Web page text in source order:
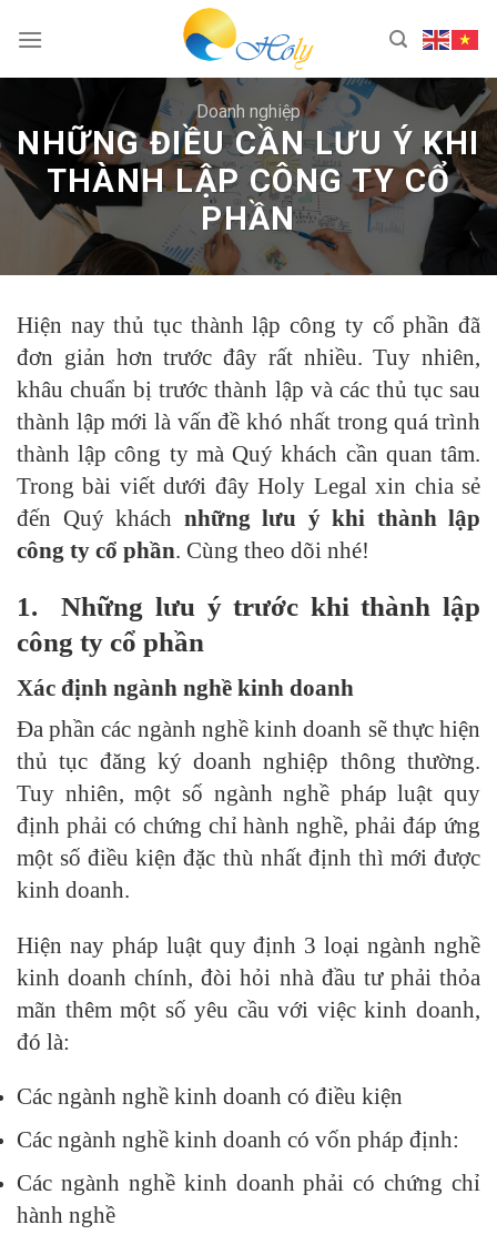
Doanh nghiệp
NHỮNG ĐIỀU CẦN LƯU Ý KHI
THÀNH LẬP CÔNG TY CỔ
PHẦN
Hiện nay thủ tục thành lập công ty cổ phần đã
đơn giản hơn trước đây rất nhiều. Tuy nhiên,
khâu chuẩn bị trước thành lập và các thủ tục sau
thành lập mới là vấn đề khó nhất trong quá trình
thành lập công ty mà Quý khách cần quan tâm.
Trong bài viết dưới đây Holy Legal xin chia sẻ
đến Quý khách những lưu ý khi thành lập
công ty cổ phần. Cùng theo dõi nhé!
1.Những lưu ý trước khi thành lập
công ty cổ phần
Xác định ngành nghề kinh doanh
Đa phần các ngành nghề kinh doanh sẽ thực hiện
thủ tục đăng ký doanh nghiệp thông thường.
Tuy nhiên, một số ngành nghề pháp luật quy
định phải có chứng chỉ hành nghề, phải đáp ứng
một số điều kiện đặc thù nhất định thì mới được
kinh doanh.
Hiện nay pháp luật quy định 3 loại ngành nghề
kinh doanh chính, đòi hỏi nhà đầu tư phải thỏa
mãn thêm một số yêu cầu với việc kinh doanh,
đó là:
Các ngành nghề kinh doanh có điều kiện
Các ngành nghề kinh doanh có vốn pháp định:
Các ngành nghề kinh doanh phải có chứng chỉ
hành nghề